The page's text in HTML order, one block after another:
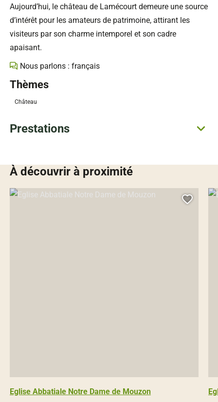
Aujourd’hui, le château de Lamécourt demeure une source
d’intérêt pour les amateurs de patrimoine, attirant les
visiteurs par son charme intemporel et son cadre
apaisant.
Nous parlons : français
Thèmes
Château
Prestations
À découvrir à proximité
Eglise Abbatiale Notre Dame de Mouzon
Eglise Abbatiale Notre Dame de Mouzon, © Droits libres